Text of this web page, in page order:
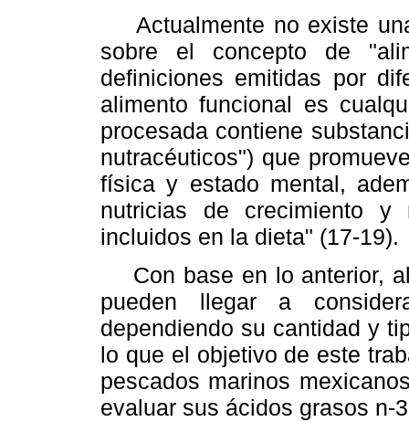
Actualmente no existe
sobre el concepto de
definiciones emitidas por
alimento funcional es
procesada contiene
nutracéuticos") que
física y estado mental,
nutricias de crecimiento y
incluidos en la dieta" (17-19).
Con base en lo anterior,
pueden llegar a
dependiendo su cantidad y
lo que el objetivo de este
pescados marinos
evaluar sus ácidos grasos n-